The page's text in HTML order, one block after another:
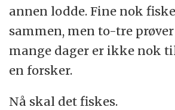
Etekamp i vitenskapens
Jakter liv med lydbølger
Lange netter med pinsetter
Stort skip søker sild
annen lodde. Fine nok
sammen, men to-tre
mange dager er ikke nok
en forsker.
Nå skal det fiskes.